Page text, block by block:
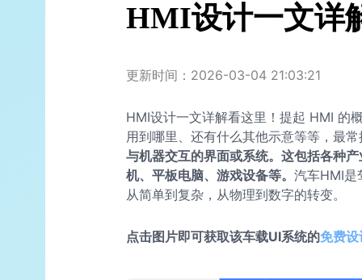
HMI设计一文详
更新时间：2026-03-04 21:03:21
HMI设计一文详解看这里！提起 HMI 的
用到哪里、还有什么其他示意等等，最
与机器交互的界面或系统。这包括各种
机、平板电脑、游戏设备等。 汽车HMI是
从简单到复杂，从物理到数字的转变。
点击图片即可获取该车载UI系统的免费